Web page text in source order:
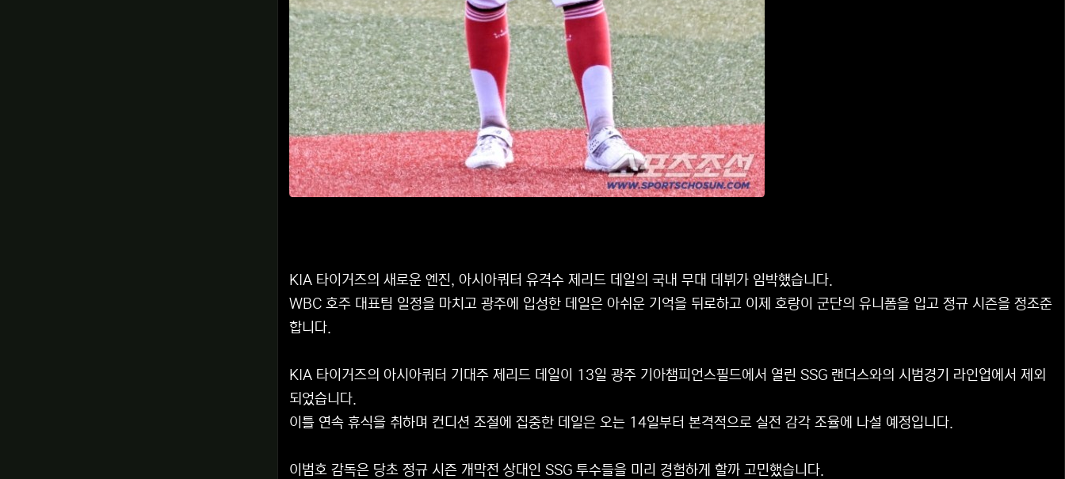
KIA 타이거즈의 새로운 엔진, 아시아쿼터 유격수 제리드 데일의 국내 무대 데뷔가 임박했습니다.
WBC 호주 대표팀 일정을 마치고 광주에 입성한 데일은 아쉬운 기억을 뒤로하고 이제 호랑이 군단의 유니폼을 입고 정규 시즌을 정조준
합니다.
KIA 타이거즈의 아시아쿼터 기대주 제리드 데일이 13일 광주 기아챔피언스필드에서 열린 SSG 랜더스와의 시범경기 라인업에서 제외
되었습니다.
이틀 연속 휴식을 취하며 컨디션 조절에 집중한 데일은 오는 14일부터 본격적으로 실전 감각 조율에 나설 예정입니다.
이범호 감독은 당초 정규 시즌 개막전 상대인 SSG 투수들을 미리 경험하게 할까 고민했습니다.